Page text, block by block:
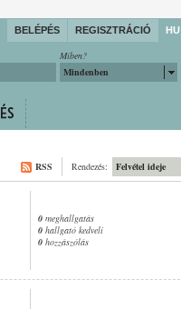
BELÉPÉS REGISZTRÁCIÓ HU
Miben?
Mindenben
Felvétel ideje
Rendezés:
RSS
0 meghallgatás
0 hallgató kedveli
0 hozzászólás